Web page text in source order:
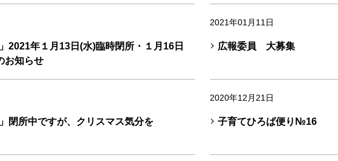
2021年１月13日(水)臨時閉所・１月16日
お知らせ
2021年01月11日
広報委員 大募集
閉所中ですが、クリスマス気分を
2020年12月21日
子育てひろば便り№16